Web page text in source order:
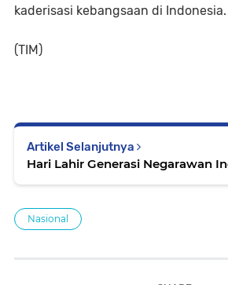
kaderisasi kebangsaan di Indonesia.
(TIM)
Artikel Selanjutnya
Hari Lahir Generasi Negarawan
Nasional